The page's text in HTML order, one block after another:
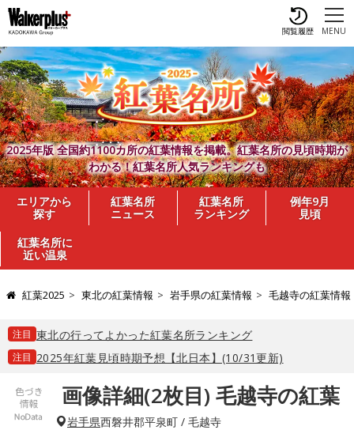
MENU
閲覧履歴
2025年版 全国約1100カ所の紅葉情報を掲載。紅葉名所の見頃時期が
わかる！紅葉名所人気ランキングも
エリアから
探す
紅葉名所
ニュース
紅葉名所
ランキング
例年9月
見頃
紅葉名所に
近い温泉
紅葉2025 東北の紅葉情報 岩手県の紅葉情報 毛越寺の紅葉情報
注目 東北の行ってよかった紅葉名所ランキング
注目 2025年紅葉見頃時期予想【北日本】(10/31更新)
画像詳細(2枚目) 毛越寺の紅葉
岩手県西磐井郡平泉町 / 毛越寺